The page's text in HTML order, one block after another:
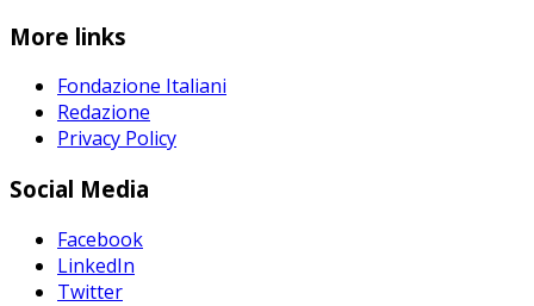
More links
Fondazione Italiani
Redazione
Privacy Policy
Social Media
Facebook
LinkedIn
Twitter